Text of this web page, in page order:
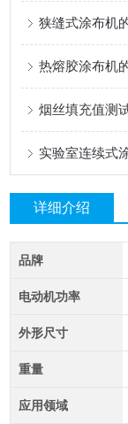
狭缝式涂布机
热熔胶涂布机
烟丝填充值测
实验室连续式
详细介绍
品牌
电动机功率
外形尺寸
重量
应用领域